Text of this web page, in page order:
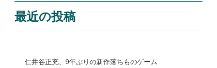
の
ペ
ジ
最近の投稿
仁井谷正充、9年ぶりの新作落ちものゲーム